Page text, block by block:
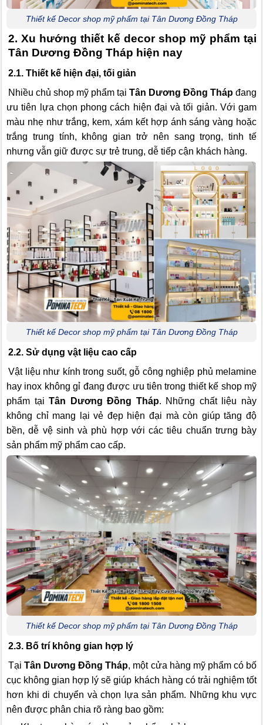
Thiết kế Decor shop mỹ phẩm tại Tân Dương Đồng Tháp
2. Xu hướng thiết kế decor shop mỹ phẩm tại
Tân Dương Đồng Tháp hiện nay
2.1. Thiết kế hiện đại, tối giản
Nhiều chủ shop mỹ phẩm tại Tân Dương Đồng Tháp đang
ưu tiên lựa chọn phong cách hiện đại và tối giản. Với gam
màu nhẹ như trắng, kem, xám kết hợp ánh sáng vàng hoặc
trắng trung tính, không gian trở nên sang trọng, tinh tế
nhưng vẫn giữ được sự trẻ trung, dễ tiếp cận khách hàng.
Thiết kế Decor shop mỹ phẩm tại Tân Dương Đồng Tháp
2.2. Sử dụng vật liệu cao cấp
Vật liệu như kính trong suốt, gỗ công nghiệp phủ melamine
hay inox không gỉ đang được ưu tiên trong thiết kế shop mỹ
phẩm tạiTân Dương Đồng Tháp. Những chất liệu này
không chỉ mang lại vẻ đẹp hiện đại mà còn giúp tăng độ
bền, dễ vệ sinh và phù hợp với các tiêu chuẩn trưng bày
sản phẩm mỹ phẩm cao cấp.
Thiết kế Decor shop mỹ phẩm tại Tân Dương Đồng Tháp
2.3. Bố trí không gian hợp lý
TạiTân Dương Đồng Tháp, một cửa hàng mỹ phẩm có bố
cục không gian hợp lý sẽ giúp khách hàng có trải nghiệm tốt
hơn khi di chuyển và chọn lựa sản phẩm. Những khu vực
nên được phân chia rõ ràng bao gồm: